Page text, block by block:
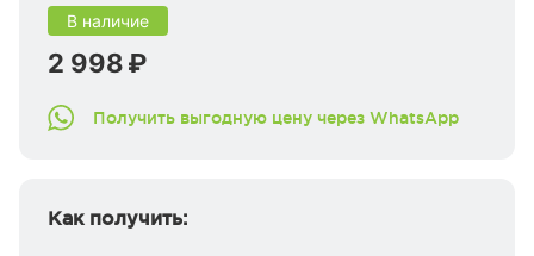
В наличие
2 998 ₽
Получить выгодную цену через WhatsApp
Как получить: